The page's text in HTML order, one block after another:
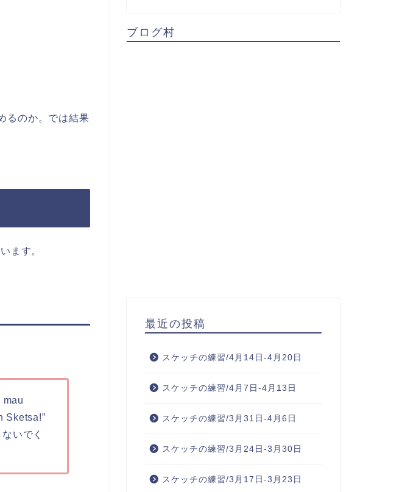
るのか。では結果
ます。
mau
Sketsa!”
いでく
ブログ村
最近の投稿
スケッチの練習/4月14日-4月20日
スケッチの練習/4月7日-4月13日
スケッチの練習/3月31日-4月6日
スケッチの練習/3月24日-3月30日
スケッチの練習/3月17日-3月23日